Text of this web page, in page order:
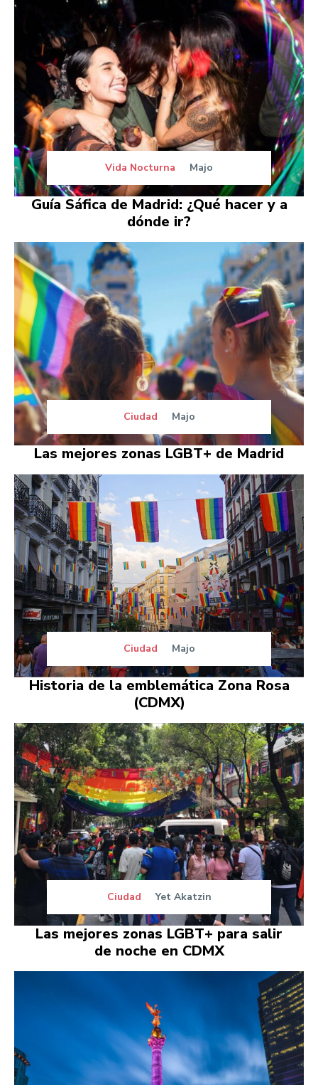
Vida Nocturna Majo
Guía Sáfica de Madrid: ¿Qué hacer y a
dónde ir?
Ciudad Majo
Las mejores zonas LGBT+ de Madrid
Ciudad Majo
Historia de la emblemática Zona Rosa
(CDMX)
Ciudad Yet Akatzin
Las mejores zonas LGBT+ para salir
de noche en CDMX